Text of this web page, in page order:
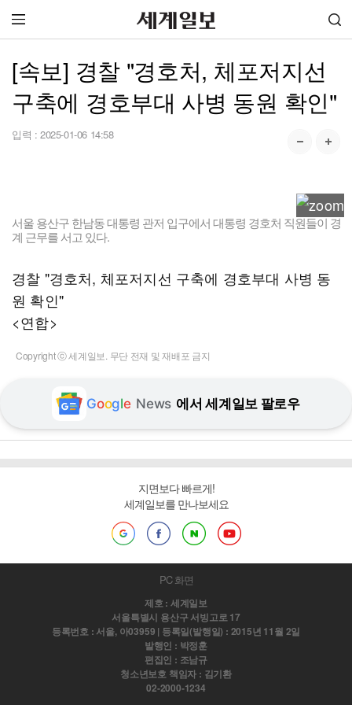
[속보] 경찰 "경호처, 체포저지선
구축에 경호부대 사병 동원 확인"
입력 : 2025-01-06 14:58
서울 용산구 한남동 대통령 관저 입구에서 대통령 경호처 직원들이 경
계 근무를 서고 있다.
경찰 "경호처, 체포저지선 구축에 경호부대 사병 동
원 확인"
<연합>
Copyright ⓒ 세계일보. 무단 전재 및 재배포 금지
Google News 에서 세계일보 팔로우
지면보다 빠르게!
세계일보를 만나보세요
PC 화면
제호 : 세계일보
서울특별시 용산구 서빙고로 17
등록번호 : 서울, 아03959 | 등록일(발행일) : 2015년 11월 2일
발행인 : 박정훈
편집인 : 조남규
청소년보호 책임자 : 김기환
02-2000-1234